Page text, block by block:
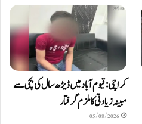
کراچی: قیوم آباد میں ڈیڑھ سال کی بچی سے
مبینہ زیادتی کا ملزم گرفتار
05/08/2026